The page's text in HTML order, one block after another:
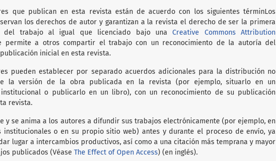
que publican en esta revista están de acuerdo con los siguientes términLos
los derechos de autor y garantizan a la revista el derecho de ser la primera
del trabajo al igual que licenciado bajo unaCreative Commons Attribution
permite a otros compartir el trabajo con un reconocimiento de la autoría del
inicial en esta revista.
pueden establecer por separado acuerdos adicionales para la distribución no
la versión de la obra publicada en la revista (por ejemplo, situarlo en un
o publicarlo en un libro), con un reconocimiento de su publicación
revista.
y se anima a los autores a difundir sus trabajos electrónicamente (por ejemplo, en
institucionales o en su propio sitio web) antes y durante el proceso de envío, ya
lugar a intercambios productivos, así como a una citación más temprana y mayor
publicados (Véase The Effect of Open Access) (en inglés).